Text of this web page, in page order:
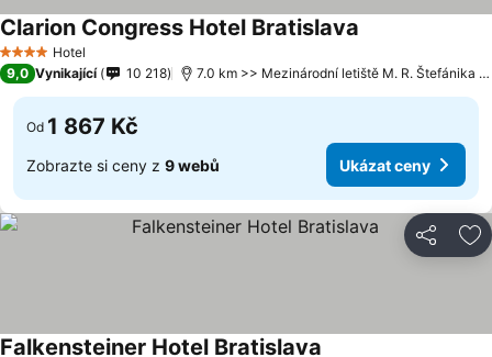
4 Počet hvězdiček
Hotel
Clarion Congress Hotel Bratislava
9,0 Vynikající 10 218 7.0 km >> Mezinárodní letiště M. R. Štefánika Bratislava
Od 1 867 Kč
Zobrazte si ceny z 9 webů Ukázat ceny
Sdílet
Falkensteiner Hotel Bratislava